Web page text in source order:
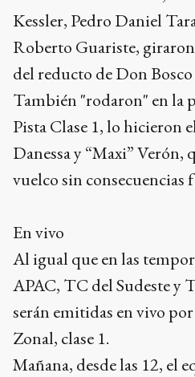
Kessler, Pedro Daniel
Roberto Guariste,
del reducto de Don Bosco
También "rodaron" en la
Pista Clase 1, lo hicieron
Danessa y “Maxi”
vuelco sin consecuencias
En vivo
Al igual que en las
APAC, TC del Sudeste y
serán emitidas en vivo
Zonal, clase 1.
Mañana, desde las 12, el